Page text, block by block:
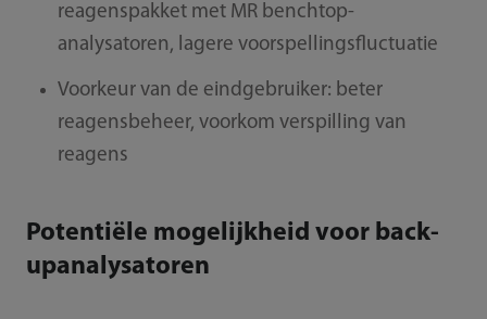
reagenspakket met MR benchtop-
analysatoren, lagere voorspellingsfluctuatie
Voorkeur van de eindgebruiker: beter
reagensbeheer, voorkom verspilling van
reagens
Potentiële mogelijkheid voor back-
upanalysatoren